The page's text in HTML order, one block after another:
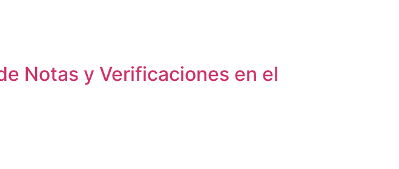
Notas y Verificaciones en el